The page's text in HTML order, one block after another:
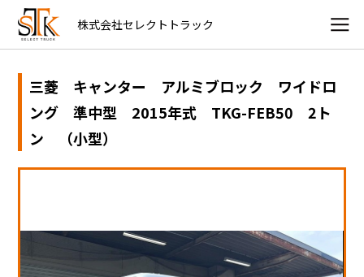
株式会社セレクトトラック
三菱 キャンター アルミブロック ワイドロ
ング 準中型 2015年式 TKG-FEB50 2ト
ン （小型）